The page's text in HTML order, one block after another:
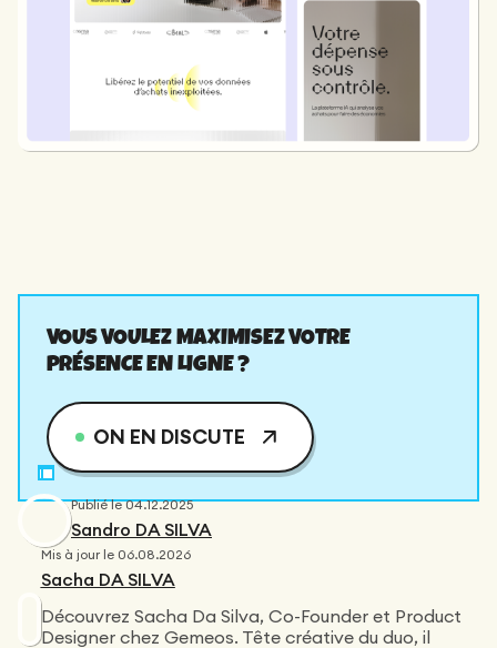
VOUS VOULEZ MAXIMISEZ VOTRE
PRÉSENCE EN LIGNE ?
ON EN DISCUTE
Publié le04.12.2025
Sandro DA SILVA
Mis à jour le 06.08.2026
Sacha DA SILVA
Découvrez Sacha Da Silva, Co-Founder et Product
Designer chez Gemeos. Tête créative du duo, il